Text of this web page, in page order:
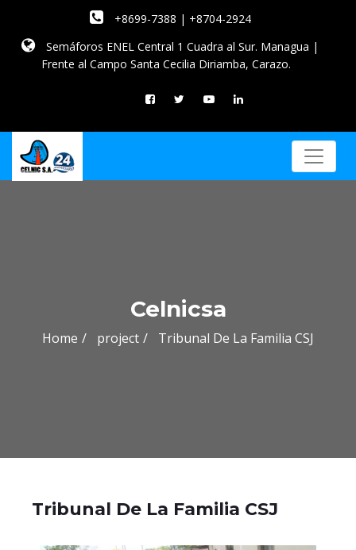
+8699-7388 | +8704-2924
Semáforos ENEL Central 1 Cuadra al Sur. Managua |
Frente al Campo Santa Cecilia Diriamba, Carazo.
Celnicsa
Home project Tribunal De La Familia CSJ
Tribunal De La Familia CSJ